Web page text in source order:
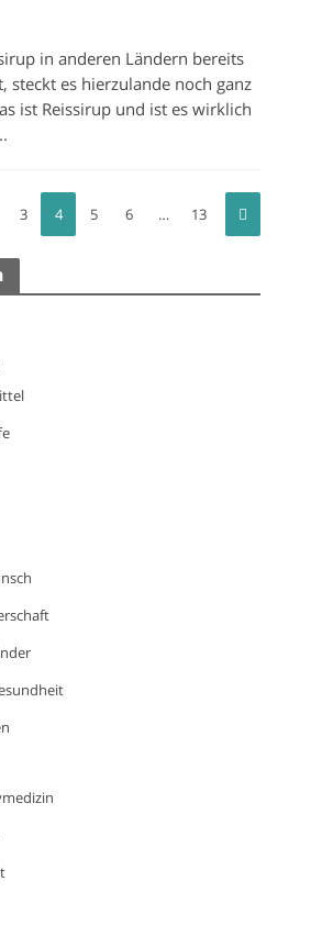
in anderen Ländern bereits
steckt es hierzulande noch ganz
ist Reissirup und ist es wirklich
3 4 5 6 … 13